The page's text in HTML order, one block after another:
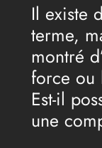
Il existe
terme,
montré
force ou
Est-il
une